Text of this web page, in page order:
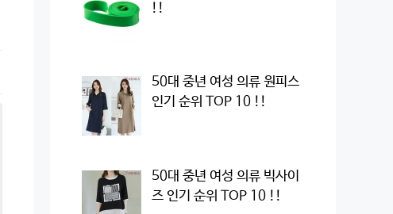
!!
50대 중년 여성 의류 원피스
인기 순위 TOP 10 !!
50대 중년 여성 의류 빅사이
즈 인기 순위 TOP 10 !!